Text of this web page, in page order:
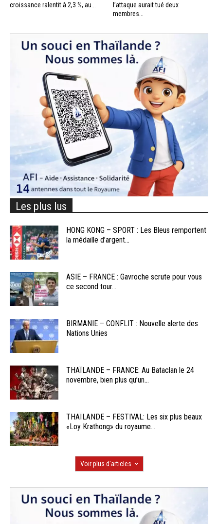
croissance ralentit à 2,3 %, au...
l’attaque aurait tué deux
membres...
Les plus lus
HONG KONG – SPORT : Les Bleus remportent
la médaille d’argent...
ASIE – FRANCE : Gavroche scrute pour vous
ce second tour...
BIRMANIE – CONFLIT : Nouvelle alerte des
Nations Unies
THAÏLANDE – FRANCE: Au Bataclan le 24
novembre, bien plus qu’un...
THAÏLANDE – FESTIVAL: Les six plus beaux
«Loy Krathong» du royaume...
Voir plus d'articles